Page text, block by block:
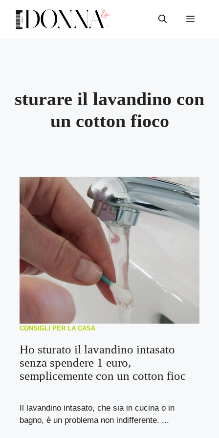
contenuto
Menu
sturare il lavandino con
un cotton fioco
CONSIGLI PER LA CASA
Ho sturato il lavandino intasato
senza spendere 1 euro,
semplicemente con un cotton fioc
Il lavandino intasato, che sia in cucina o in
bagno, è un problema non indifferente. ...